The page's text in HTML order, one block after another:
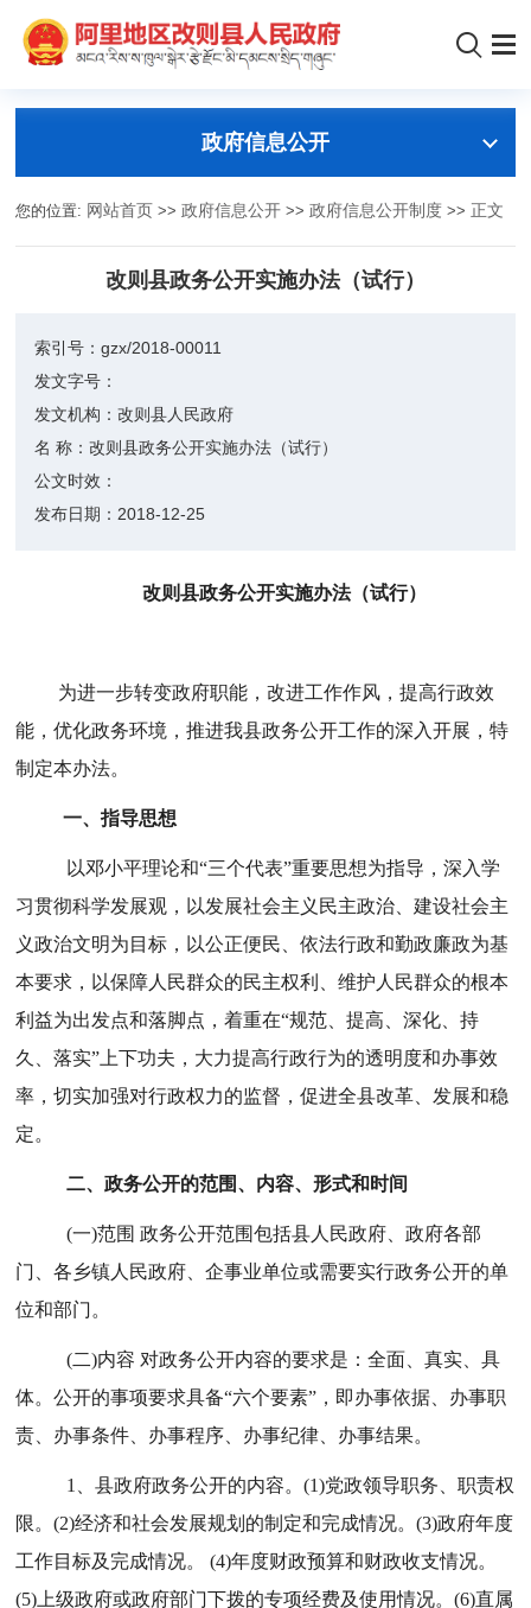
政府信息公开
您的位置: 网站首页 >>政府信息公开 >>政府信息公开制度 >> 正文
改则县政务公开实施办法（试行）
索引号：gzx/2018-00011
发文字号：
发文机构：改则县人民政府
名 称：改则县政务公开实施办法（试行）
公文时效：
发布日期： 2018-12-25
改则县政务公开实施办法（试行）
为进一步转变政府职能，改进工作作风，提高行政效
能，优化政务环境，推进我县政务公开工作的深入开展，特
制定本办法。
一、指导思想
以邓小平理论和“三个代表”重要思想为指导，深入学
习贯彻科学发展观 ，以发展社会主义民主政治、建设社会主
义政治文明为目标，以公正便民、依法行政和勤政廉政为基
本要求，以保障人民群众的民主权利、维护人民群众的根本
利益为出发点和落脚点，着重在“规范、提高、深化、持
久、落实” 上下功夫 ，大力提高行政行为的透明度和办事效
率，切实加强对行政权力的监督，促进全县改革、发展和稳
定。
二、政务公开的范围、内容、形式和时间
(一)范围 政务公开范围包括县人民政府 、政府各部
门、各乡镇人民政府、企事业单位或需要实行政务公开的单
位和部门 。
(二)内容 对政务公开内容的要求是：全面、真实、具
体。公开的事项要求具备“六个要素” ，即办事依据、办事职
责、办事条件、办事程序、办事纪律、办事结果。
1 、县政府政务公开的内容。(1)党政领导职务、职责权
限。(2)经济和社会发展规划的制定和完成情况。(3)政府年度
工作目标及完成情况。 (4)年度财政预算和财政收支情况。
(5)上级政府或政府部门下拨的专项经费及使用情况。(6)直属